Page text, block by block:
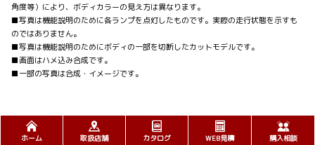
角度等）により、ボディカラーの見え方は異なります。
■写真は機能説明のために各ランプを点灯したものです。実際の走行状態を示すも
のではありません。
■写真は機能説明のためにボディの一部を切断したカットモデルです。
■画面はハメ込み合成です。
■一部の写真は合成・イメージです。
ホーム 取扱店舗 カタログ WEB見積 購入相談